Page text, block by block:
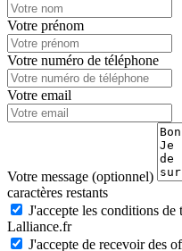
Votre prénom
Votre numéro de téléphone
Votre email
Votre message (optionnel)
caractères restants
J'accepte les conditions de
Lalliance.fr
J'accepte de recevoir des